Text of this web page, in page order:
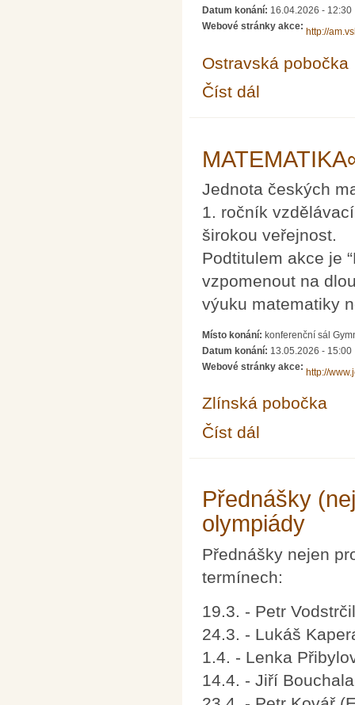
Datum konání: 16.04.2026 - 12:30
Webové stránky akce:
http://
Ostravská pobočka
Číst dál
Jednota českých
1. ročník
širokou veřejnost.
Podtitulem akce je
vzpomenout na
výuku matematiky
Místo konání: konferenční sál
Datum konání: 13.05.2026 - 15:00
Webové stránky akce:
http://
Zlínská pobočka
Číst dál
Přednášky
olympiády
Přednášky nejen
termínech:
19.3. - Petr
24.3. - Lukáš
1.4. - Lenka
14.4. - Jiří